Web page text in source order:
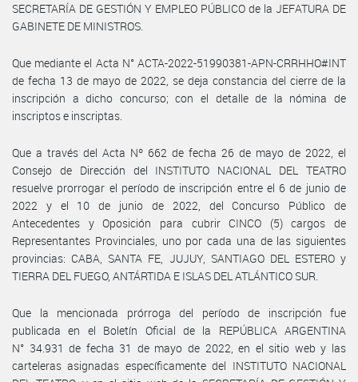
SECRETARÍA DE GESTIÓN Y EMPLEO PÚBLICO de la JEFATURA DE
GABINETE DE MINISTROS.
Que mediante el Acta N° ACTA-2022-51990381-APN-CRRHHO#INT
de fecha 13 de mayo de 2022, se deja constancia del cierre de la
inscripción a dicho concurso; con el detalle de la nómina de
inscriptos e inscriptas.
Que a través del Acta Nº 662 de fecha 26 de mayo de 2022, el
Consejo de Dirección del INSTITUTO NACIONAL DEL TEATRO
resuelve prorrogar el período de inscripción entre el 6 de junio de
2022 y el 10 de junio de 2022, del Concurso Público de
Antecedentes y Oposición para cubrir CINCO (5) cargos de
Representantes Provinciales, uno por cada una de las siguientes
provincias: CABA, SANTA FE, JUJUY, SANTIAGO DEL ESTERO y
TIERRA DEL FUEGO, ANTÁRTIDA E ISLAS DEL ATLÁNTICO SUR.
Que la mencionada prórroga del período de inscripción fue
publicada en el Boletín Oficial de la REPÚBLICA ARGENTINA
N° 34.931 de fecha 31 de mayo de 2022, en el sitio web y las
carteleras asignadas específicamente del INSTITUTO NACIONAL